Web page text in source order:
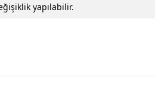
yapılabilir.